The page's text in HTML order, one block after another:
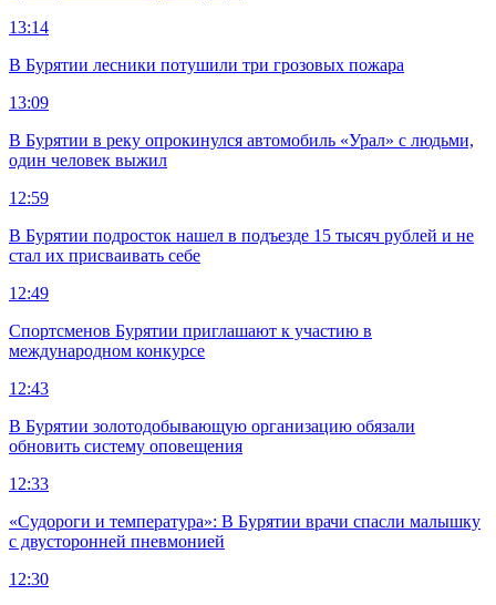
13:14
В Бурятии лесники потушили три грозовых пожара
13:09
В Бурятии в реку опрокинулся автомобиль «Урал» с людьми,
один человек выжил
12:59
В Бурятии подросток нашел в подъезде 15 тысяч рублей и не
стал их присваивать себе
12:49
Спортсменов Бурятии приглашают к участию в
международном конкурсе
12:43
В Бурятии золотодобывающую организацию обязали
обновить систему оповещения
12:33
«Судороги и температура»: В Бурятии врачи спасли малышку
с двусторонней пневмонией
12:30